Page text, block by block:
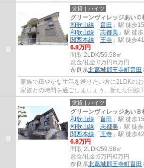
しています、パソコンが使えて暮らしに嬉し
賃貸｜ハイツ
グリーンヴィレッジあいＣ
和歌山線 「 畠田 」駅 徒歩
和歌山線 「 志都美 」駅 徒
関西本線 「 王寺 」駅 徒歩
6.8万円
間取:2LDK/59.58㎡
敷金/礼金:0万円/5万円
奈良県北葛城郡王寺町畠田
家族で穏やかな生活を送りたい方に2LDKの
家族との時間を過ごしましょう。新たな回線
ット回線工事済み物件です。賃貸住宅をお探...
賃貸｜ハイツ
グリーンヴィレッジあいＢ
和歌山線 「 畠田 」駅 徒歩
和歌山線 「 志都美 」駅 徒
関西本線 「 王寺 」駅 徒歩
6.8万円
間取:2LDK/59.58㎡
敷金/礼金:0万円/0万円
奈良県北葛城郡王寺町畠田